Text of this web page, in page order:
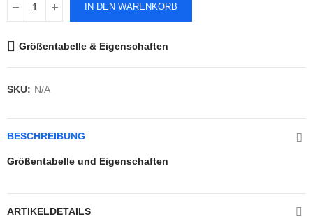
IN DEN WARENKORB
Größentabelle & Eigenschaften
SKU: N/A
BESCHREIBUNG
Größentabelle und Eigenschaften
ARTIKELDETAILS